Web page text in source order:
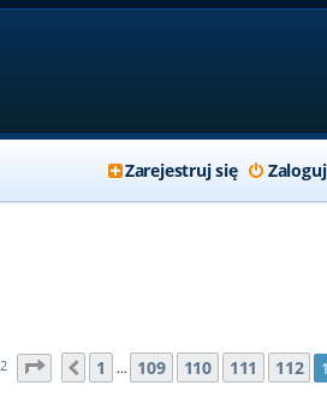
Zarejestruj się
Strona 113 z113
Poprzednia
1 … 109 110 111 112